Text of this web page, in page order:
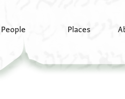
People Places